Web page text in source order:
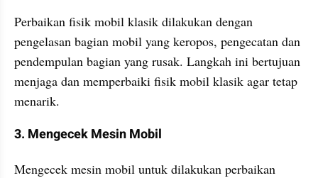
Perbaikan fisik mobil klasik dilakukan dengan
pengelasan bagian mobil yang keropos, pengecatan dan
pendempulan bagian yang rusak. Langkah ini bertujuan
menjaga dan memperbaiki fisik mobil klasik agar tetap
menarik.
3. Mengecek Mesin Mobil
Mengecek mesin mobil untuk dilakukan perbaikan